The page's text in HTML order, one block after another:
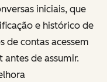
iniciais, que
e histórico de
de contas acessem
de assumir.